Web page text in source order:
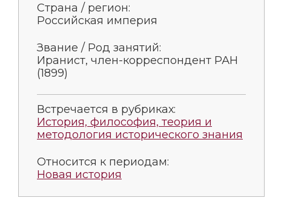
Страна / регион:
Российская империя
Звание / Род занятий:
Иранист, член-корреспондент РАН
(1899)
Встречается в рубриках:
История, философия, теория и
методология исторического знания
Относится к периодам:
Новая история